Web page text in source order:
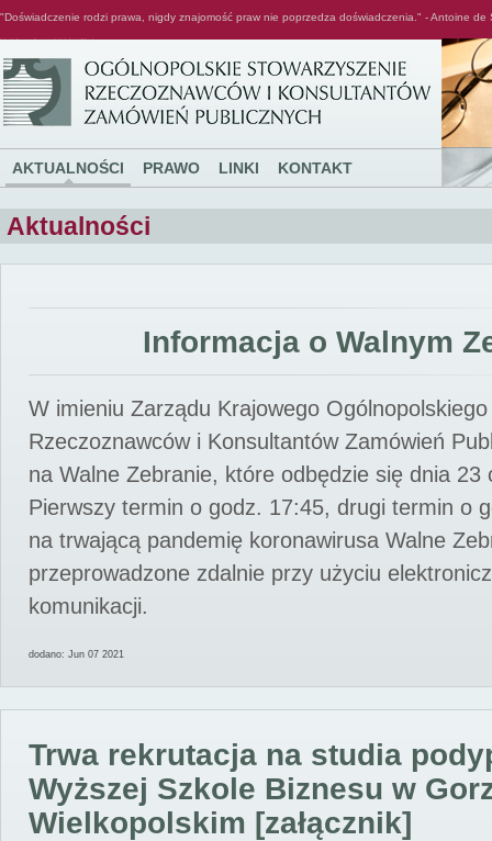
"Doświadczenie rodzi prawa, nigdy znajomość praw nie poprzedza doświadczenia." - Antoine de
AKTUALNOŚCI PRAWO LINKI KONTAKT
Aktualności
Informacja o Walnym
W imieniu Zarządu Krajowego
Rzeczoznawców i Konsultantów Zamówień
na Walne Zebranie, które odbędzie się dnia 23
Pierwszy termin o godz. 17:45, drugi termin o
na trwającą pandemię koronawirusa Walne
przeprowadzone zdalnie przy użyciu
komunikacji.
dodano: Jun 07 2021
Trwa rekrutacja na studia
Wyższej Szkole Biznesu w
Wielkopolskim [załącznik]